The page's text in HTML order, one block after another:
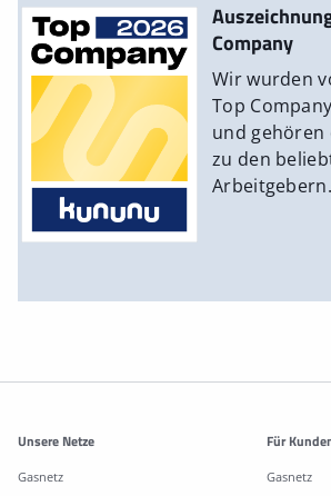
Company
Wir wurden
Top
und gehören
zu den
Arbeitgebern.
Weitere Informationen
Unsere Netze
Gasnetz
Für
Gasnetz